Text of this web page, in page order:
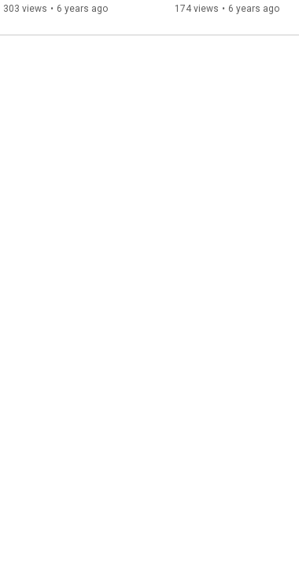
303 views • 6 years ago
שתהפוך לידים למכירות
174 views • 6 years ago